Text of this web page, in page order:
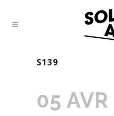
S139
05 AVR